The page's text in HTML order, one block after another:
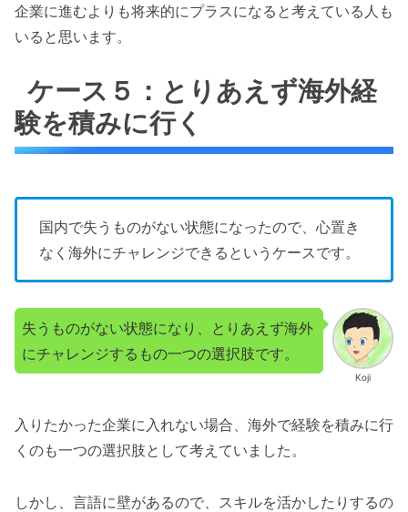
企業に進むよりも将来的にプラスになると考えている人も
いると思います。
ケース５：とりあえず海外経
験を積みに行く
国内で失うものがない状態になったので、心置き
なく海外にチャレンジできるというケースです。
Koji
失うものがない状態になり、とりあえず海外
にチャレンジするもの一つの選択肢です。
入りたかった企業に入れない場合、海外で経験を積みに行
くのも一つの選択肢として考えていました。
しかし、言語に壁があるので、スキルを活かしたりするの